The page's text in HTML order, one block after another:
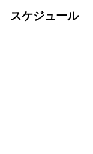
スケジュール